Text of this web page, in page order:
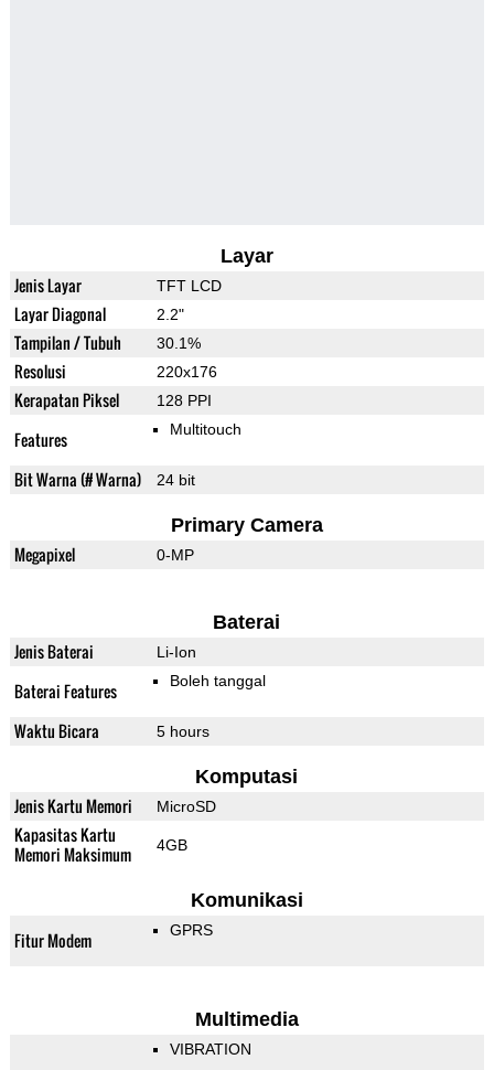
Layar
Jenis Layar TFT LCD
Layar Diagonal 2.2"
Tampilan / Tubuh 30.1%
Resolusi 220x176
Kerapatan Piksel 128 PPI
Features Multitouch
Bit Warna (# Warna) 24 bit
Primary Camera
Megapixel 0-MP
Baterai
Jenis Baterai Li-Ion
Baterai Features Boleh tanggal
Waktu Bicara 5 hours
Komputasi
Jenis Kartu Memori MicroSD
Kapasitas Kartu
Memori Maksimum
4GB
Komunikasi
Fitur Modem GPRS
Multimedia
VIBRATION